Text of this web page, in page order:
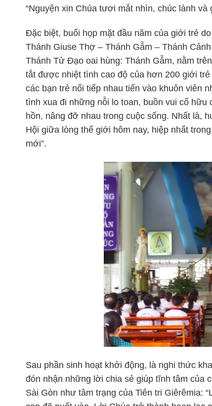
“Nguyện xin Chúa tươi mắt nhìn, chúc lành và
Đặc biệt, buổi họp mặt đầu năm của giới trẻ
Thánh Giuse Thợ – Thánh Gẫm – Thánh
Thánh Tử Đạo oai hùng: Thánh Gẫm, nằm
tắt được nhiệt tình cao độ của hơn 200 giới
các bạn trẻ nối tiếp nhau tiến vào khuôn viên
tình xua đi những nỗi lo toan, buồn vui cố hữu
hồn, nâng đỡ nhau trong cuộc sống. Nhất là,
Hội giữa lòng thế giới hôm nay, hiệp nhất
mới”.
Sau phần sinh hoạt khởi động, là nghi thức
đón nhận những lời chia sẻ giúp tĩnh tâm của
Sài Gòn như tâm trạng của Tiên tri Giêrêmia: